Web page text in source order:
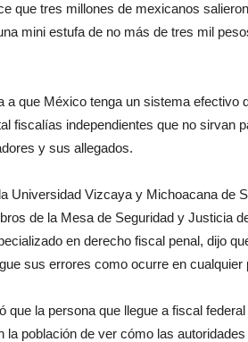
que tres millones de mexicanos
mini estufa de no más de tres mil
a que México tenga un sistema efectivo
fiscalías independientes que no sirvan
y sus allegados.
Universidad Vizcaya y Michoacana de
de la Mesa de Seguridad y Justicia
en derecho fiscal penal, dijo
sus errores como ocurre en
que la persona que llegue a fiscal
la población de ver cómo las